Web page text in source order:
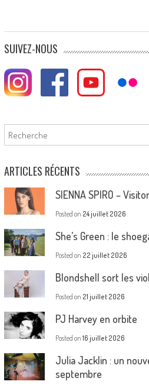
SUIVEZ-NOUS
Rechercher
ARTICLES RÉCENTS
SIENNA SPIRO –
Posted on 24 juillet 2026
She’s Green : le
Posted on 22 juillet 2026
Blondshell sort les
Posted on 21 juillet 2026
PJ Harvey en orbite
Posted on 16 juillet 2026
Julia Jacklin : un
septembre